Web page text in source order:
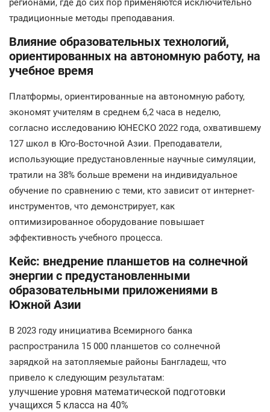
регионами, где до сих пор применяются исключительно
традиционные методы преподавания.
Влияние образовательных технологий,
ориентированных на автономную работу, на
учебное время
Платформы, ориентированные на автономную работу,
экономят учителям в среднем 6,2 часа в неделю,
согласно исследованию ЮНЕСКО 2022 года, охватившему
127 школ в Юго-Восточной Азии. Преподаватели,
использующие предустановленные научные симуляции,
тратили на 38% больше времени на индивидуальное
обучение по сравнению с теми, кто зависит от интернет-
инструментов, что демонстрирует, как
оптимизированное оборудование повышает
эффективность учебного процесса.
Кейс: внедрение планшетов на солнечной
энергии с предустановленными
образовательными приложениями в
Южной Азии
В 2023 году инициатива Всемирного банка
распространила 15 000 планшетов со солнечной
зарядкой на затопляемые районы Бангладеш, что
привело к следующим результатам:
улучшение уровня математической подготовки
учащихся 5 класса на 40%